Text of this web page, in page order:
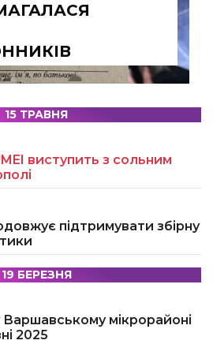
15 ТРАВНЯ
виступить з сольним
підтримувати збірну
19 БЕРЕЗНЯ
мікрорайоні
2025